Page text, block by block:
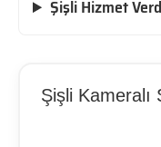
Şişli Hizmet
Şişli Kameralı